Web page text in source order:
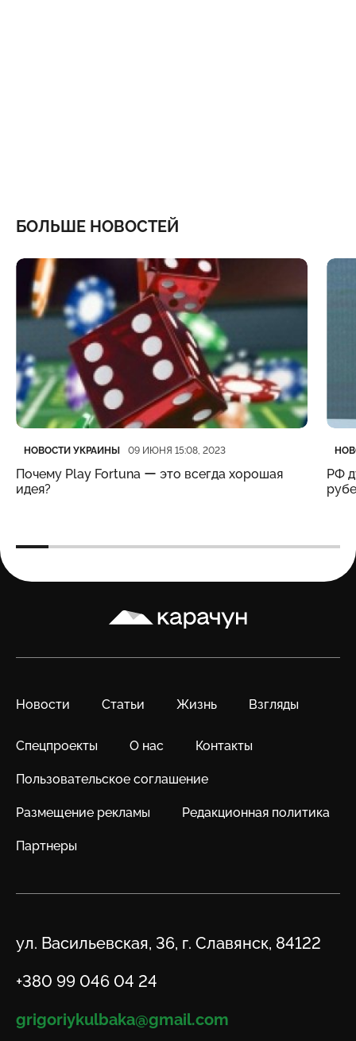
БОЛЬШЕ НОВОСТЕЙ
Категория
НОВОСТИ УКРАИНЫ
Дата публикации 09 ИЮНЯ 15:08, 2023
Почему Play Fortuna ー это всегда хорошая
идея?
РФ
Карачун
Новости Статьи Жизнь Взгляды
Спецпроекты О нас Контакты
Пользовательское соглашение
Размещение рекламы Редакционная политика
Партнеры
Адрес
ул. Васильевская, 36, г. Славянск, 84122
Телефон
+380 99 046 04 24
Email
grigoriykulbaka@gmail.com